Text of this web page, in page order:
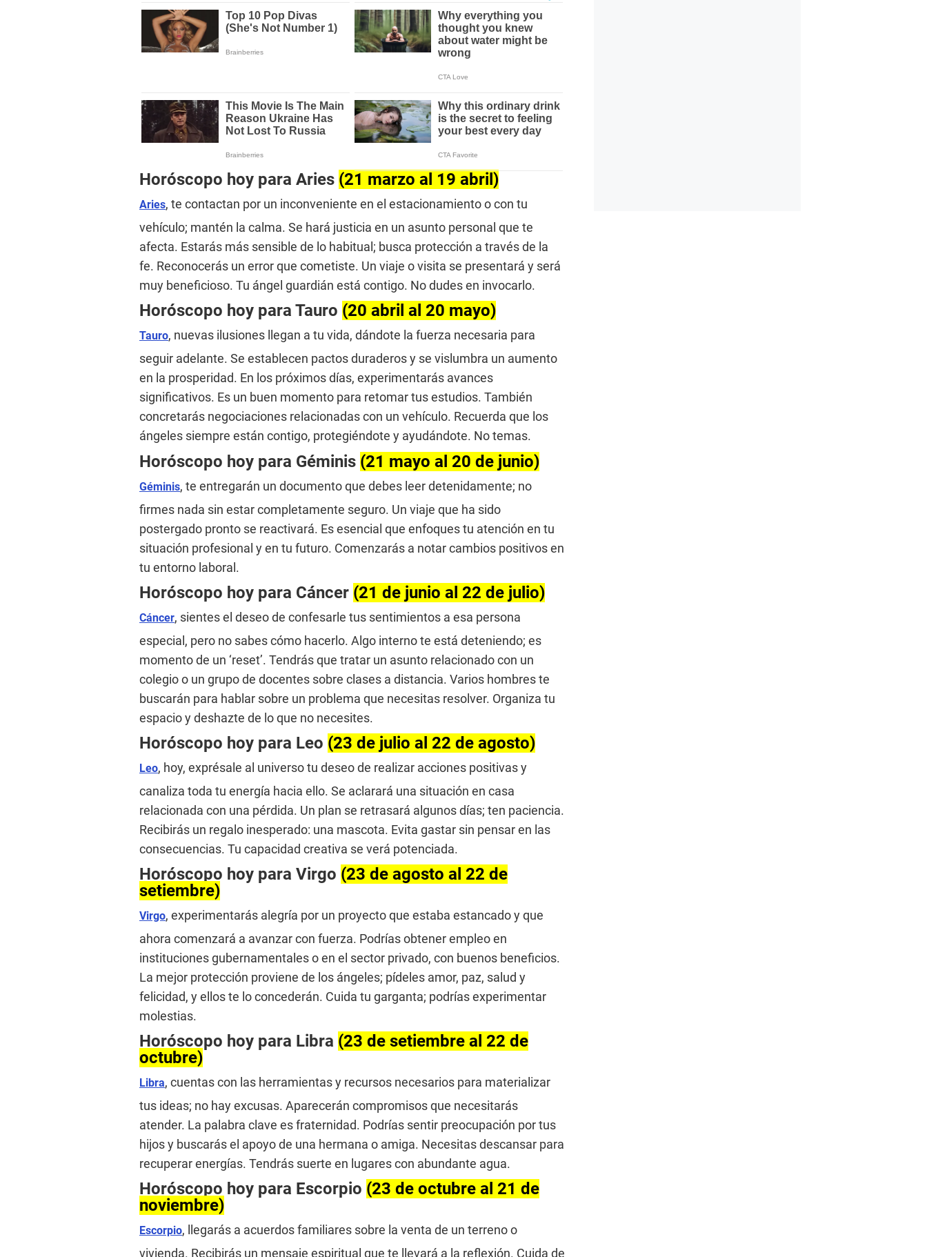
Horóscopo hoy para Aries (21 marzo al 19 abril)
Aries, te contactan por un inconveniente en el estacionamiento o con tu
vehículo; mantén la calma. Se hará justicia en un asunto personal que te
afecta. Estarás más sensible de lo habitual; busca protección a través de la
fe. Reconocerás un error que cometiste. Un viaje o visita se presentará y será
muy beneficioso. Tu ángel guardián está contigo. No dudes en invocarlo.
Horóscopo hoy para Tauro (20 abril al 20 mayo)
Tauro, nuevas ilusiones llegan a tu vida, dándote la fuerza necesaria para
seguir adelante. Se establecen pactos duraderos y se vislumbra un aumento
en la prosperidad. En los próximos días, experimentarás avances
significativos. Es un buen momento para retomar tus estudios. También
concretarás negociaciones relacionadas con un vehículo. Recuerda que los
ángeles siempre están contigo, protegiéndote y ayudándote. No temas.
Horóscopo hoy para Géminis (21 mayo al 20 de junio)
Géminis, te entregarán un documento que debes leer detenidamente; no
firmes nada sin estar completamente seguro. Un viaje que ha sido
postergado pronto se reactivará. Es esencial que enfoques tu atención en tu
situación profesional y en tu futuro. Comenzarás a notar cambios positivos en
tu entorno laboral.
Horóscopo hoy para Cáncer (21 de junio al 22 de julio)
Cáncer, sientes el deseo de confesarle tus sentimientos a esa persona
especial, pero no sabes cómo hacerlo. Algo interno te está deteniendo; es
momento de un ‘reset’. Tendrás que tratar un asunto relacionado con un
colegio o un grupo de docentes sobre clases a distancia. Varios hombres te
buscarán para hablar sobre un problema que necesitas resolver. Organiza tu
espacio y deshazte de lo que no necesites.
Horóscopo hoy para Leo (23 de julio al 22 de agosto)
Leo, hoy, exprésale al universo tu deseo de realizar acciones positivas y
canaliza toda tu energía hacia ello. Se aclarará una situación en casa
relacionada con una pérdida. Un plan se retrasará algunos días; ten paciencia.
Recibirás un regalo inesperado: una mascota. Evita gastar sin pensar en las
consecuencias. Tu capacidad creativa se verá potenciada.
Horóscopo hoy para Virgo (23 de agosto al 22 de
setiembre)
Virgo, experimentarás alegría por un proyecto que estaba estancado y que
ahora comenzará a avanzar con fuerza. Podrías obtener empleo en
instituciones gubernamentales o en el sector privado, con buenos beneficios.
La mejor protección proviene de los ángeles; pídeles amor, paz, salud y
felicidad, y ellos te lo concederán. Cuida tu garganta; podrías experimentar
molestias.
Horóscopo hoy para Libra (23 de setiembre al 22 de
octubre)
Libra, cuentas con las herramientas y recursos necesarios para materializar
tus ideas; no hay excusas. Aparecerán compromisos que necesitarás
atender. La palabra clave es fraternidad. Podrías sentir preocupación por tus
hijos y buscarás el apoyo de una hermana o amiga. Necesitas descansar para
recuperar energías. Tendrás suerte en lugares con abundante agua.
Horóscopo hoy para Escorpio (23 de octubre al 21 de
noviembre)
Escorpio, llegarás a acuerdos familiares sobre la venta de un terreno o
vivienda. Recibirás un mensaje espiritual que te llevará a la reflexión. Cuida de